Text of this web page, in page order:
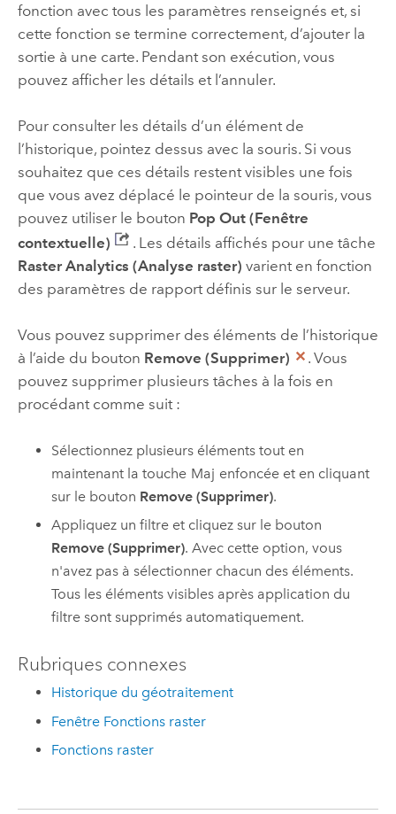
fonction avec tous les paramètres renseignés et, si
cette fonction se termine correctement, d’ajouter la
sortie à une carte. Pendant son exécution, vous
pouvez afficher les détails et l’annuler.
Pour consulter les détails d’un élément de
l’historique, pointez dessus avec la souris. Si vous
souhaitez que ces détails restent visibles une fois
que vous avez déplacé le pointeur de la souris, vous
pouvez utiliser le bouton Pop Out (Fenêtre
contextuelle)
. Les détails affichés pour une tâche
Raster Analytics (Analyse raster) varient en fonction
des paramètres de rapport définis sur le serveur.
Vous pouvez supprimer des éléments de l’historique
à l’aide du bouton Remove (Supprimer)
. Vous
pouvez supprimer plusieurs tâches à la fois en
procédant comme suit :
Sélectionnez plusieurs éléments tout en
maintenant la touche Maj enfoncée et en cliquant
sur le bouton Remove (Supprimer).
Appliquez un filtre et cliquez sur le bouton
Remove (Supprimer). Avec cette option, vous
n'avez pas à sélectionner chacun des éléments.
Tous les éléments visibles après application du
filtre sont supprimés automatiquement.
Rubriques connexes
Historique du géotraitement
Fenêtre Fonctions raster
Fonctions raster